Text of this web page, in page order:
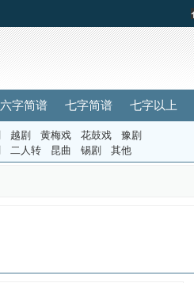
六字简谱 七字简谱 七字以上
越剧 黄梅戏 花鼓戏
豫剧
二人转 昆曲 锡剧 其他